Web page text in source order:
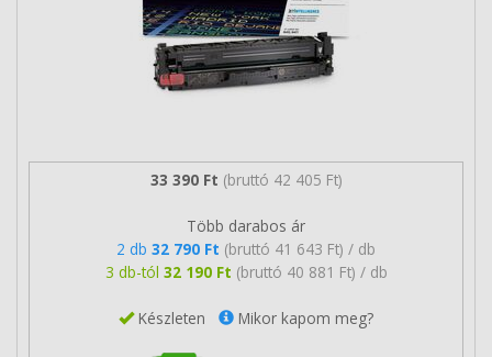
33 390 Ft (bruttó 42 405 Ft)
Több darabos ár
2 db 32 790 Ft (bruttó 41 643 Ft) / db
3 db-tól 32 190 Ft (bruttó 40 881 Ft) / db
Készleten Mikor kapom meg?